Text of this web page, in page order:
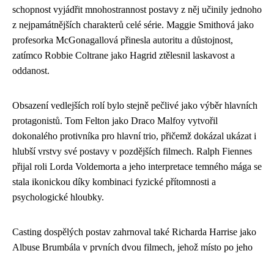
schopnost vyjádřit mnohostrannost postavy z něj učinily jednoho
z nejpamátnějších charakterů celé série. Maggie Smithová jako
profesorka McGonagallová přinesla autoritu a důstojnost,
zatímco Robbie Coltrane jako Hagrid ztělesnil laskavost a
oddanost.
Obsazení vedlejších rolí bylo stejně pečlivé jako výběr hlavních
protagonistů. Tom Felton jako Draco Malfoy vytvořil
dokonalého protivníka pro hlavní trio, přičemž dokázal ukázat i
hlubší vrstvy své postavy v pozdějších filmech. Ralph Fiennes
přijal roli Lorda Voldemorta a jeho interpretace temného mága se
stala ikonickou díky kombinaci fyzické přítomnosti a
psychologické hloubky.
Casting dospělých postav zahrnoval také Richarda Harrise jako
Albuse Brumbála v prvních dvou filmech, jehož místo po jeho